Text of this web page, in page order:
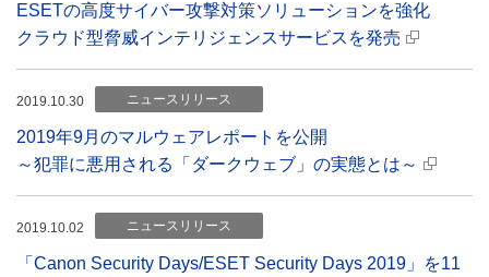
ESETの高度サイバー攻撃対策ソリューションを強化
クラウド型脅威インテリジェンスサービスを発売
2019.10.30 ニュースリリース
2019年9月のマルウェアレポートを公開
～犯罪に悪用される「ダークウェブ」の実態とは～
2019.10.02 ニュースリリース
「Canon Security Days/ESET Security Days 2019」を11